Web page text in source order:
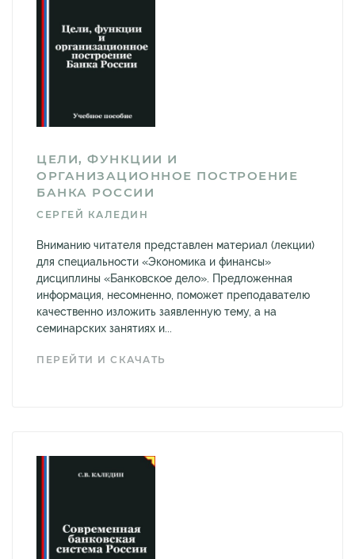
ЦЕЛИ, ФУНКЦИИ И
ОРГАНИЗАЦИОННОЕ ПОСТРОЕНИЕ
БАНКА РОССИИ
СЕРГЕЙ КАЛЕДИН
Вниманию читателя представлен материал (лекции)
для специальности «Экономика и финансы»
дисциплины «Банковское дело». Предложенная
информация, несомненно, поможет преподавателю
качественно изложить заявленную тему, а на
семинарских занятиях и...
ПЕРЕЙТИ И СКАЧАТЬ